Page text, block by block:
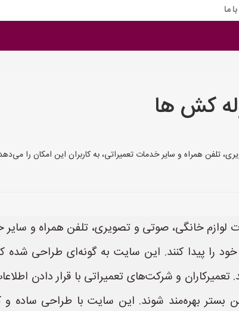
ما
کش ها
همراه و سایر خدمات تعمیراتی، به کاربران این امکان را
خانگی، صوتی و تصویری، تلفن همراه و سایر
را پیدا کنند. این سایت به گونه‌ای طراحی شده
تعمیرکاران و شرکت‌های تعمیراتی با قرار دادن
بهره‌مند شوند. این سایت با طراحی ساده و